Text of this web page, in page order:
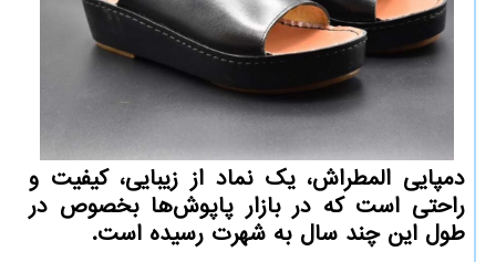
دمپایی المطراش، یک نماد از زیبایی، کیفیت و
راحتی است که در بازار پاپوش‌ها بخصوص در
طول این چند سال به شهرت رسیده است.